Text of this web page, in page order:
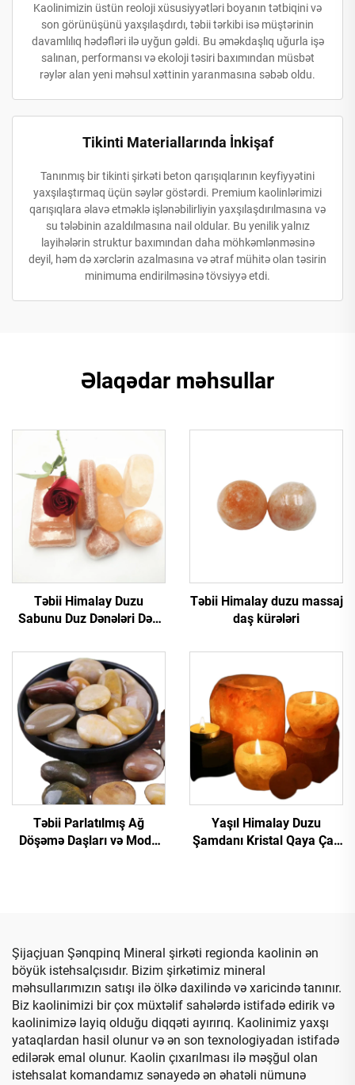
Kaolinimizin üstün reoloji xüsusiyyətləri boyanın tətbiqini və
son görünüşünü yaxşılaşdırdı, təbii tərkibi isə müştərinin
davamlılıq hədəfləri ilə uyğun gəldi. Bu əməkdaşlıq uğurla işə
salınan, performansı və ekoloji təsiri baxımından müsbət
rəylər alan yeni məhsul xəttinin yaranmasına səbəb oldu.
Tikinti Materiallarında İnkişaf
Tanınmış bir tikinti şirkəti beton qarışıqlarının keyfiyyətini
yaxşılaştırmaq üçün səylər göstərdi. Premium kaolinlərimizi
qarışıqlara əlavə etməklə işlənəbilirliyin yaxşılaşdırılmasına və
su tələbinin azaldılmasına nail oldular. Bu yenilik yalnız
layihələrin struktur baxımından daha möhkəmlənməsinə
deyil, həm də xərclərin azalmasına və ətraf mühitə olan təsirin
minimuma endirilməsinə tövsiyyə etdi.
Əlaqədar məhsullar
Təbii Himalay Duzu
Sabunu Duz Dənələri Dəri
Təbii Himalay duzu massaj
daş kürələri
Təbii Parlatılmış Ağ
Döşəmə Daşları və Moda
Yaşıl Himalay Duzu
Şamdanı Kristal Qaya Çay
Şijaçjuan Şənqpinq Mineral şirkəti regionda kaolinin ən
böyük istehsalçısıdır. Bizim şirkətimiz mineral
məhsullarımızın satışı ilə ölkə daxilində və xaricində tanınır.
Biz kaolinimizi bir çox müxtəlif sahələrdə istifadə edirik və
kaolinimizə layiq olduğu diqqəti ayırırıq. Kaolinimiz yaxşı
yataqlardan hasil olunur və ən son texnologiyadan istifadə
edilərək emal olunur. Kaolin çıxarılması ilə məşğul olan
istehsalat komandamız sənayedə ən əhatəli nümunə